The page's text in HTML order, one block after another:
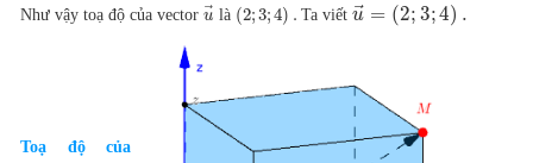
Như vậy toạ độ của vector u là (2;3; 4) . Ta viếtu = (2; 3;4) .
Toạ độ của